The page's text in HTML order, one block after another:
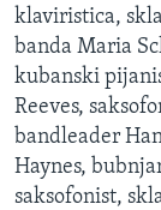
klaviristica,
banda Maria
kubanski
Reeves,
bandleader
Haynes,
saksofonist,